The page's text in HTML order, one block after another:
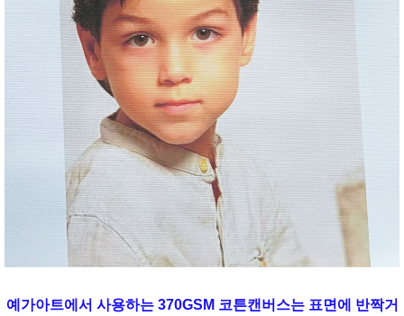
예가아트에서 사용하는 370GSM 코튼캔버스는 표면에 반짝거